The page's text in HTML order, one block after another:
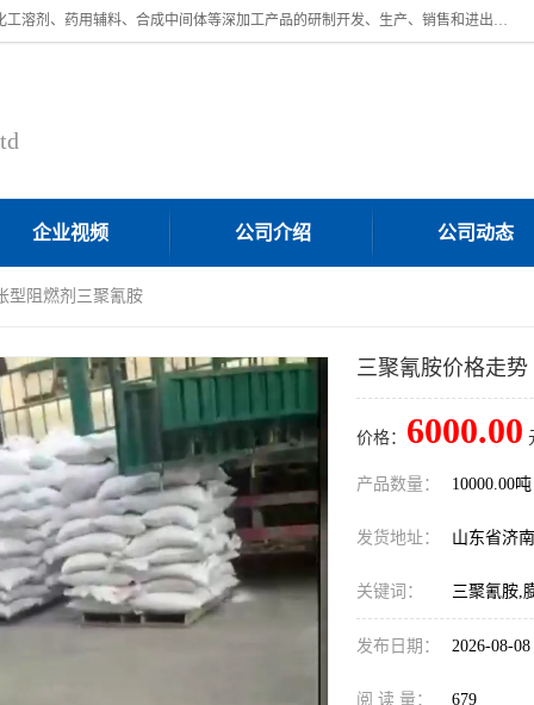
济南汇丰达化工有限公司是一家民营股份制精细化工企业，主要从事化工溶剂、药用辅料、合成中间体等深加工产品的研制开发、生产、销售和进出口贸易。主营产品：环氧丙烷，十二烷基苯，甲基磺酸，磺酸，DMF，DMAC，甘油，苯甲醇，乙酰氯，甲基丙烯酸，甲基丙烯酸甲酯，叔丁醇，异辛酸，二乙烯三胺，一乙，二乙‎，三乙醇胺，原乙酸三甲酯等化工产品及中间体。欢迎各界朋友洽谈咨询业务。
企业视频 公司介绍 公司动态
型阻燃剂三聚氰胺
三聚氰胺价格走
价格： 6000.00
产品数量： 10000.00吨
发货地址： 山东省济
关键词： 三聚氰胺,
发布日期： 2026-08-08
阅 读 量： 679